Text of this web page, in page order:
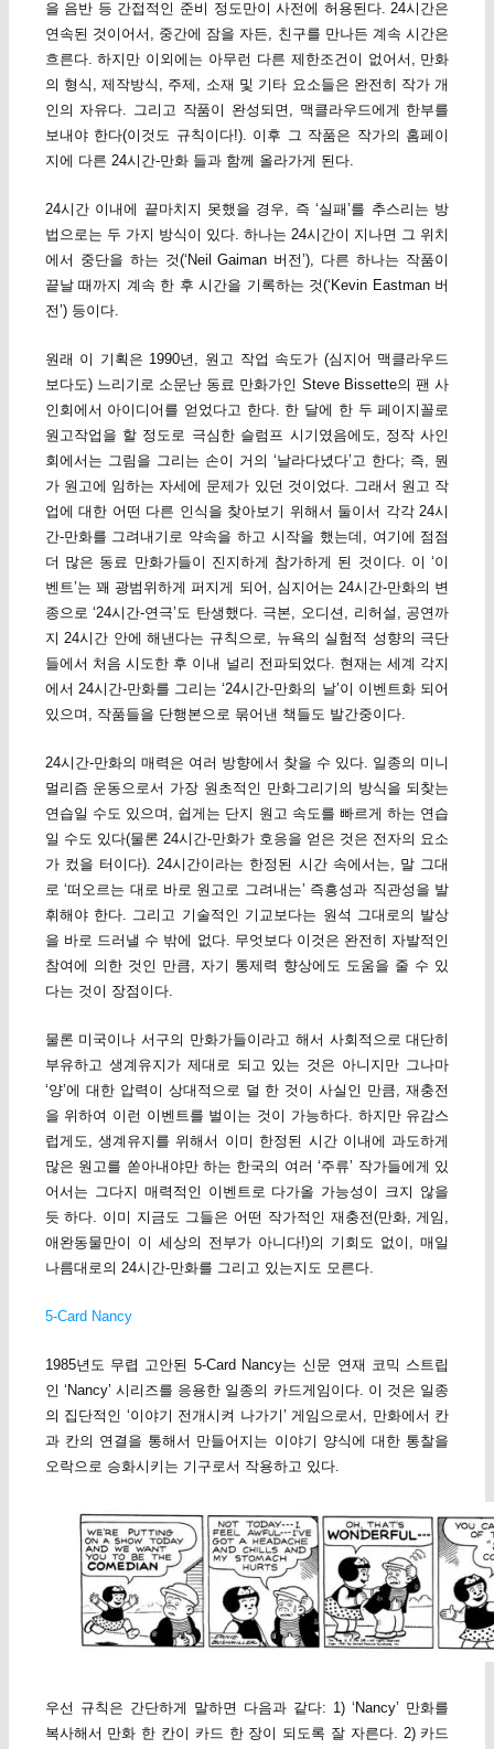
을 음반 등 간접적인 준비 정도만이 사전에 허용된다. 24시간은
연속된 것이어서, 중간에 잠을 자든, 친구를 만나든 계속 시간은
흐른다. 하지만 이외에는 아무런 다른 제한조건이 없어서, 만화
의 형식, 제작방식, 주제, 소재 및 기타 요소들은 완전히 작가 개
인의 자유다. 그리고 작품이 완성되면, 맥클라우드에게 한부를
보내야 한다(이것도 규칙이다!). 이후 그 작품은 작가의 홈페이
지에 다른 24시간-만화 들과 함께 올라가게 된다.
24시간 이내에 끝마치지 못했을 경우, 즉 ‘실패’를 추스리는 방
법으로는 두 가지 방식이 있다. 하나는 24시간이 지나면 그 위치
에서 중단을 하는 것(‘Neil Gaiman 버전’), 다른 하나는 작품이
끝날 때까지 계속 한 후 시간을 기록하는 것(‘Kevin Eastman 버
전’) 등이다.
원래 이 기획은 1990년, 원고 작업 속도가 (심지어 맥클라우드
보다도) 느리기로 소문난 동료 만화가인 Steve Bissette의 팬 사
인회에서 아이디어를 얻었다고 한다. 한 달에 한 두 페이지꼴로
원고작업을 할 정도로 극심한 슬럼프 시기였음에도, 정작 사인
회에서는 그림을 그리는 손이 거의 ‘날라다녔다’고 한다; 즉, 뭔
가 원고에 임하는 자세에 문제가 있던 것이었다. 그래서 원고 작
업에 대한 어떤 다른 인식을 찾아보기 위해서 둘이서 각각 24시
간-만화를 그려내기로 약속을 하고 시작을 했는데, 여기에 점점
더 많은 동료 만화가들이 진지하게 참가하게 된 것이다. 이 ‘이
벤트’는 꽤 광범위하게 퍼지게 되어, 심지어는 24시간-만화의 변
종으로 ‘24시간-연극’도 탄생했다. 극본, 오디션, 리허설, 공연까
지 24시간 안에 해낸다는 규칙으로, 뉴욕의 실험적 성향의 극단
들에서 처음 시도한 후 이내 널리 전파되었다. 현재는 세계 각지
에서 24시간-만화를 그리는 ‘24시간-만화의 날’이 이벤트화 되어
있으며, 작품들을 단행본으로 묶어낸 책들도 발간중이다.
24시간-만화의 매력은 여러 방향에서 찾을 수 있다. 일종의 미니
멀리즘 운동으로서 가장 원초적인 만화그리기의 방식을 되찾는
연습일 수도 있으며, 쉽게는 단지 원고 속도를 빠르게 하는 연습
일 수도 있다(물론 24시간-만화가 호응을 얻은 것은 전자의 요소
가 컸을 터이다). 24시간이라는 한정된 시간 속에서는, 말 그대
로 ‘떠오르는 대로 바로 원고로 그려내는’ 즉흥성과 직관성을 발
휘해야 한다. 그리고 기술적인 기교보다는 원석 그대로의 발상
을 바로 드러낼 수 밖에 없다. 무엇보다 이것은 완전히 자발적인
참여에 의한 것인 만큼, 자기 통제력 향상에도 도움을 줄 수 있
다는 것이 장점이다.
물론 미국이나 서구의 만화가들이라고 해서 사회적으로 대단히
부유하고 생계유지가 제대로 되고 있는 것은 아니지만 그나마
‘양’에 대한 압력이 상대적으로 덜 한 것이 사실인 만큼, 재충전
을 위하여 이런 이벤트를 벌이는 것이 가능하다. 하지만 유감스
럽게도, 생계유지를 위해서 이미 한정된 시간 이내에 과도하게
많은 원고를 쏟아내야만 하는 한국의 여러 ‘주류’ 작가들에게 있
어서는 그다지 매력적인 이벤트로 다가올 가능성이 크지 않을
듯 하다. 이미 지금도 그들은 어떤 작가적인 재충전(만화, 게임,
애완동물만이 이 세상의 전부가 아니다!)의 기회도 없이, 매일
나름대로의 24시간-만화를 그리고 있는지도 모른다.
5-Card Nancy
1985년도 무렵 고안된 5-Card Nancy는 신문 연재 코믹 스트립
인 ‘Nancy’ 시리즈를 응용한 일종의 카드게임이다. 이 것은 일종
의 집단적인 ‘이야기 전개시켜 나가기’ 게임으로서, 만화에서 칸
과 칸의 연결을 통해서 만들어지는 이야기 양식에 대한 통찰을
오락으로 승화시키는 기구로서 작용하고 있다.
우선 규칙은 간단하게 말하면 다음과 같다: 1) ‘Nancy’ 만화를
복사해서 만화 한 칸이 카드 한 장이 되도록 잘 자른다. 2) 카드